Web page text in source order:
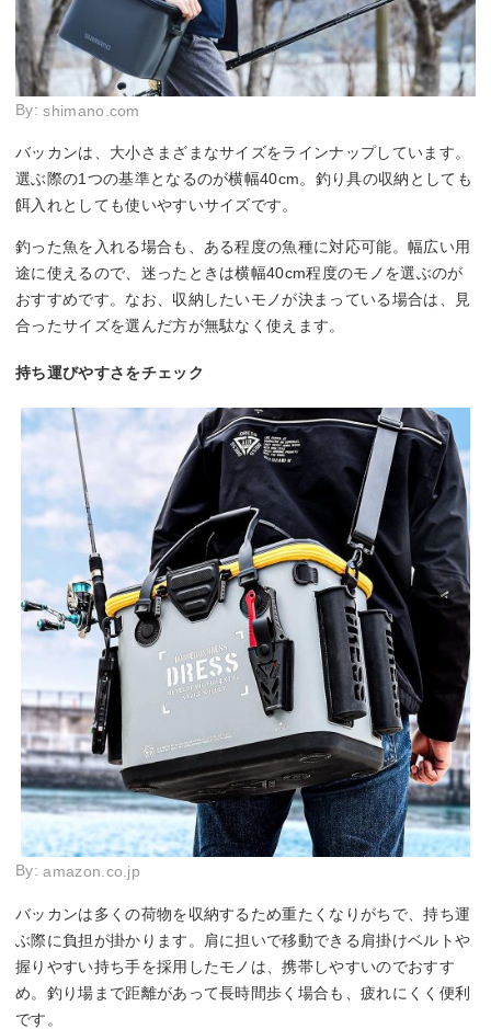
By: shimano.com
バッカンは、大小さまざまなサイズをラインナップしています。
選ぶ際の1つの基準となるのが横幅40cm。釣り具の収納としても
餌入れとしても使いやすいサイズです。
釣った魚を入れる場合も、ある程度の魚種に対応可能。幅広い用
途に使えるので、迷ったときは横幅40cm程度のモノを選ぶのが
おすすめです。なお、収納したいモノが決まっている場合は、見
合ったサイズを選んだ方が無駄なく使えます。
持ち運びやすさをチェック
By:amazon.co.jp
バッカンは多くの荷物を収納するため重たくなりがちで、持ち運
ぶ際に負担が掛かります。肩に担いで移動できる肩掛けベルトや
握りやすい持ち手を採用したモノは、携帯しやすいのでおすす
め。釣り場まで距離があって長時間歩く場合も、疲れにくく便利
です。